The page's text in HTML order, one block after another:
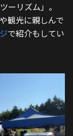
ーリズム」。
観光に親しんで
で紹介もしてい